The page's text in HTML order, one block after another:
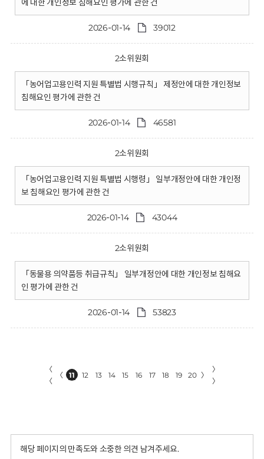
에 대한 개인정보 침해요인 평가에 관한 건
2026-01-14 39012
2소위원회
「농어업고용인력 지원 특별법 시행규칙」 제정안에 대한 개인정보
침해요인 평가에 관한 건
2026-01-14 46581
2소위원회
「농어업고용인력 지원 특별법 시행령」 일부개정안에 대한 개인정
보 침해요인 평가에 관한 건
2026-01-14 43044
2소위원회
「동물용 의약품등 취급규칙」 일부개정안에 대한 개인정보 침해요
인 평가에 관한 건
2026-01-14 53823
〈
〈
〈 11 12 13 14 15 16 17 18 19 20 〉
〉
〉
해당 페이지의 만족도와 소중한 의견 남겨주세요.